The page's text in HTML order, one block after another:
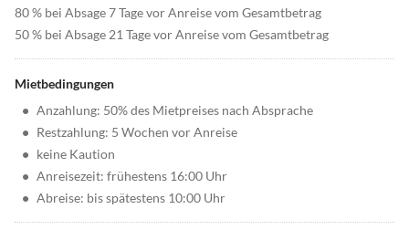
80 % bei Absage 7 Tage vor Anreise vom Gesamtbetrag
50 % bei Absage 21 Tage vor Anreise vom Gesamtbetrag
Mietbedingungen
• Anzahlung: 50% des Mietpreises nach Absprache
• Restzahlung: 5 Wochen vor Anreise
• keine Kaution
• Anreisezeit: frühestens 16:00 Uhr
• Abreise: bis spätestens 10:00 Uhr